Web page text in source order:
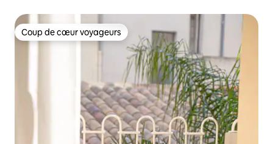
Coup de cœur voyageurs
Coup de cœur voyageurs